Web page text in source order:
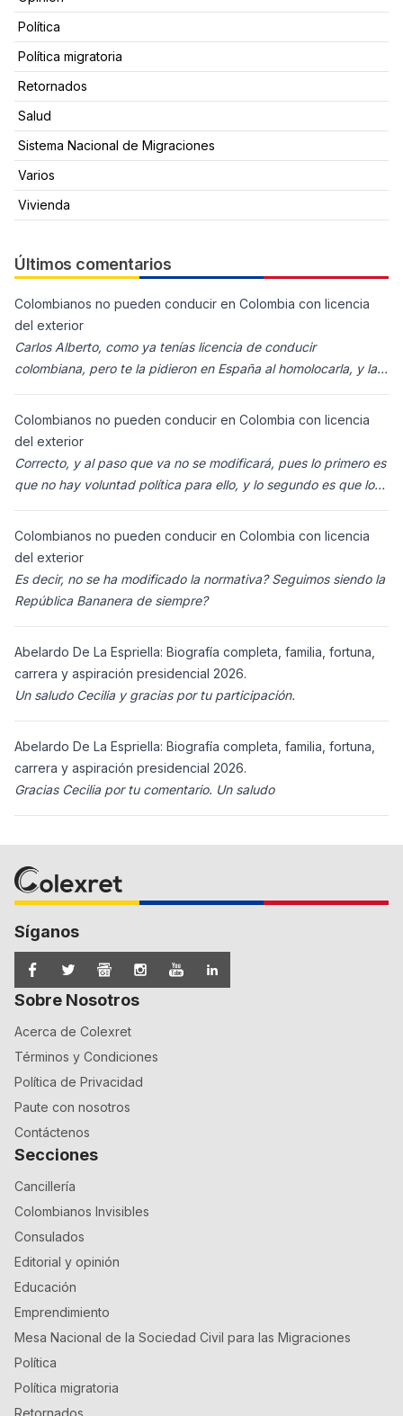
Política
Política migratoria
Retornados
Salud
Sistema Nacional de Migraciones
Varios
Vivienda
Últimos comentarios
Colombianos no pueden conducir en Colombia con licencia
del exterior
Carlos Alberto, como ya tenías licencia de conducir
colombiana, pero te la pidieron en España al homolocarla, y la
Colombianos no pueden conducir en Colombia con licencia
del exterior
Correcto, y al paso que va no se modificará, pues lo primero es
que no hay voluntad política para ello, y lo segundo es que los
Colombianos no pueden conducir en Colombia con licencia
del exterior
Es decir, no se ha modificado la normativa? Seguimos siendo la
República Bananera de siempre?
Abelardo De La Espriella: Biografía completa, familia, fortuna,
carrera y aspiración presidencial 2026.
Un saludo Cecilia y gracias por tu participación.
Abelardo De La Espriella: Biografía completa, familia, fortuna,
carrera y aspiración presidencial 2026.
Gracias Cecilia por tu comentario. Un saludo
Síganos
Sobre Nosotros
Acerca de Colexret
Términos y Condiciones
Política de Privacidad
Paute con nosotros
Contáctenos
Secciones
Cancillería
Colombianos Invisibles
Consulados
Editorial y opinión
Educación
Emprendimiento
Mesa Nacional de la Sociedad Civil para las Migraciones
Política
Política migratoria
Retornados